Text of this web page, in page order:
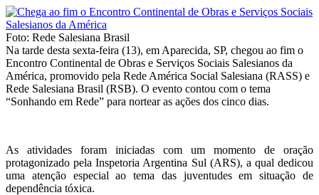
Foto: Rede Salesiana Brasil
Na tarde desta sexta-feira (13), em Aparecida, SP, chegou ao fim o
Encontro Continental de Obras e Serviços Sociais Salesianos da
América, promovido pela Rede América Social Salesiana (RASS) e
Rede Salesiana Brasil (RSB). O evento contou com o tema
“Sonhando em Rede” para nortear as ações dos cinco dias.
As atividades foram iniciadas com um momento de oração
protagonizado pela Inspetoria Argentina Sul (ARS), a qual dedicou
uma atenção especial ao tema das juventudes em situação de
dependência tóxica.